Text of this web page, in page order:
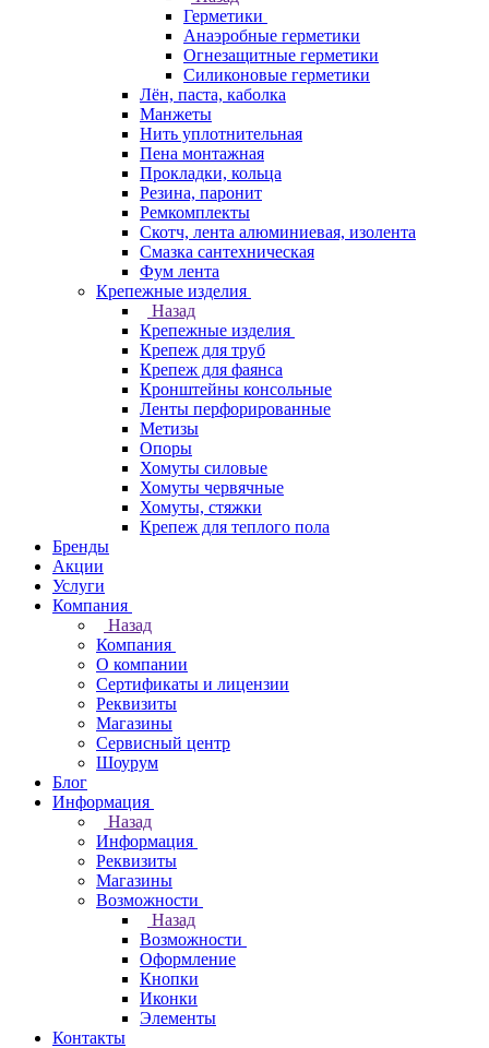
Герметики
Анаэробные герметики
Огнезащитные герметики
Силиконовые герметики
Лён, паста, каболка
Манжеты
Нить уплотнительная
Пена монтажная
Прокладки, кольца
Резина, паронит
Ремкомплекты
Скотч, лента алюминиевая, изолента
Смазка сантехническая
Фум лента
Крепежные изделия
Назад
Крепежные изделия
Крепеж для труб
Крепеж для фаянса
Кронштейны консольные
Ленты перфорированные
Метизы
Опоры
Хомуты силовые
Хомуты червячные
Хомуты, стяжки
Крепеж для теплого пола
Бренды
Акции
Услуги
Компания
Назад
Компания
О компании
Сертификаты и лицензии
Реквизиты
Магазины
Сервисный центр
Шоурум
Блог
Информация
Назад
Информация
Реквизиты
Магазины
Возможности
Назад
Возможности
Оформление
Кнопки
Иконки
Элементы
Контакты